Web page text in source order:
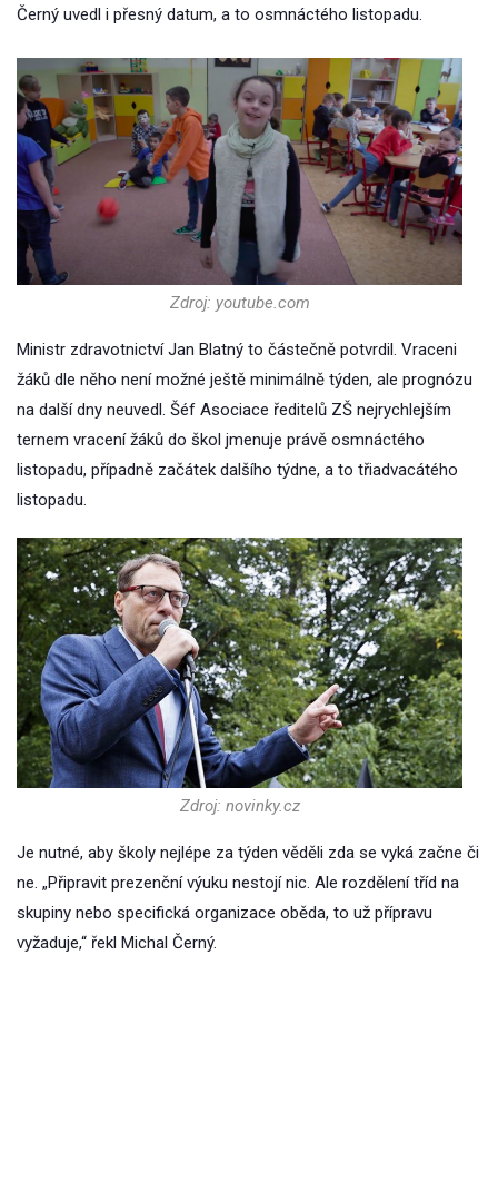
Černý uvedl i přesný datum, a to osmnáctého listopadu.
Zdroj: youtube.com
Ministr zdravotnictví Jan Blatný to částečně potvrdil. Vraceni
žáků dle něho není možné ještě minimálně týden, ale prognózu
na další dny neuvedl. Šéf Asociace ředitelů ZŠ nejrychlejším
ternem vracení žáků do škol jmenuje právě osmnáctého
listopadu, případně začátek dalšího týdne, a to třiadvacátého
listopadu.
Zdroj: novinky.cz
Je nutné, aby školy nejlépe za týden věděli zda se vyká začne či
ne. „Připravit prezenční výuku nestojí nic. Ale rozdělení tříd na
skupiny nebo specifická organizace oběda, to už přípravu
vyžaduje,“ řekl Michal Černý.